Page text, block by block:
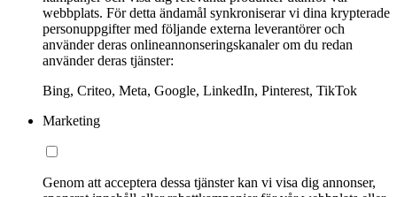
webbplats. För detta ändamål synkroniserar vi dina krypterade
personuppgifter med följande externa leverantörer och
använder deras onlineannonseringskanaler om du redan
använder deras tjänster:
Bing, Criteo, Meta, Google, LinkedIn, Pinterest, TikTok
Marketing
Genom att acceptera dessa tjänster kan vi visa dig annonser,